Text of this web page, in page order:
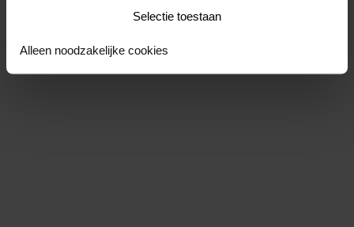
Selectie toestaan
Alleen noodzakelijke cookies